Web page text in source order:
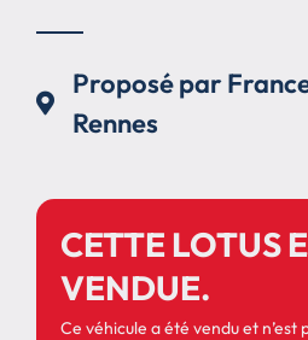
Proposé par
Rennes
CETTE LOTUS
VENDUE.
Ce véhicule a été vendu et n’est